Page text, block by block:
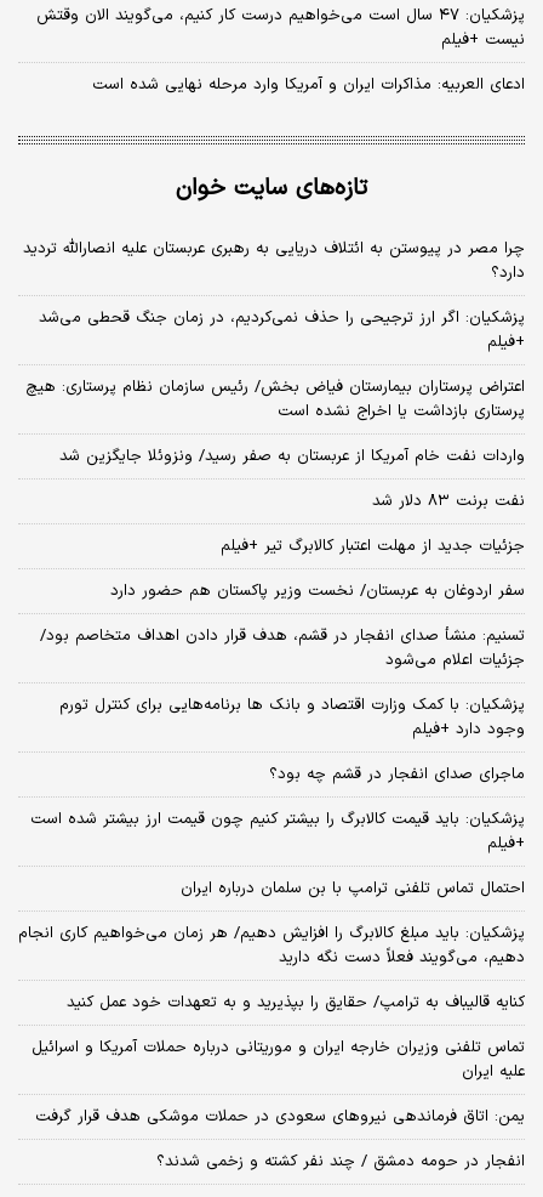
پزشکیان: ۴۷ سال است می‌خواهیم درست کار کنیم، می‌گویند الان وقتش
نیست +فیلم
ادعای العربیه: مذاکرات ایران و آمریکا وارد مرحله نهایی شده است
تازه‌های سایت خوان
چرا مصر در پیوستن به ائتلاف دریایی به رهبری عربستان علیه انصارالله تردید
دارد؟
پزشکیان: اگر ارز ترجیحی را حذف نمی‌کردیم، در زمان جنگ قحطی می‌شد
+فیلم
اعتراض پرستاران بیمارستان فیاض بخش/ رئیس سازمان نظام پرستاری: هیچ
پرستاری بازداشت یا اخراج نشده است
واردات نفت خام آمریکا از عربستان به صفر رسید/ ونزوئلا جایگزین شد
نفت برنت ۸۳ دلار شد
جزئیات جدید از مهلت اعتبار کالابرگ تیر +فیلم
سفر اردوغان به عربستان/ نخست وزیر پاکستان هم حضور دارد
تسنیم: منشأ صدای انفجار در قشم، هدف قرار دادن اهداف متخاصم بود/
جزئیات اعلام می‌شود
پزشکیان: با کمک وزارت اقتصاد و بانک ها برنامه‌هایی برای کنترل تورم
وجود دارد +فیلم
ماجرای صدای انفجار در قشم چه بود؟
پزشکیان: باید قیمت کالابرگ را بیشتر کنیم چون قیمت ارز بیشتر شده است
+فیلم
احتمال تماس تلفنی ترامپ با بن سلمان درباره ایران
پزشکیان: باید مبلغ کالابرگ را افزایش دهیم/ هر زمان می‌خواهیم کاری انجام
دهیم، می‌گویند فعلاً دست نگه دارید
کنایه قالیباف به ترامپ/ حقایق را بپذیرید و به تعهدات خود عمل کنید
تماس تلفنی وزیران خارجه ایران و موریتانی درباره حملات آمریکا و اسرائیل
علیه ایران
یمن: اتاق فرماندهی نیروهای سعودی در حملات موشکی هدف قرار گرفت
انفجار در حومه دمشق / چند نفر کشته و زخمی شدند؟